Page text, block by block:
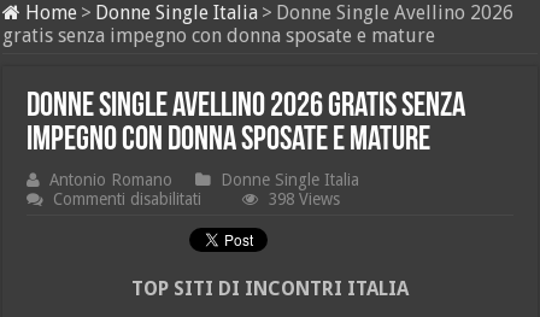
Home > Donne Single Italia > Donne Single Avellino 2026
gratis senza impegno con donna sposate e mature
Donne Single Avellino 2026 gratis senza
impegno con donna sposate e mature
Antonio Romano
Donne Single Italia
Commenti disabilitati
Single
Avellino
gratis
398 Views
TOP SITI DI INCONTRI ITALIA